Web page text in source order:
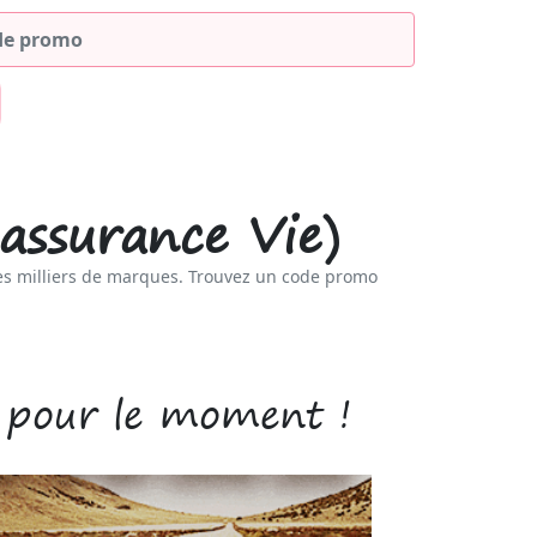
Vie)
milliers de marques. Trouvez un code promo
le moment !